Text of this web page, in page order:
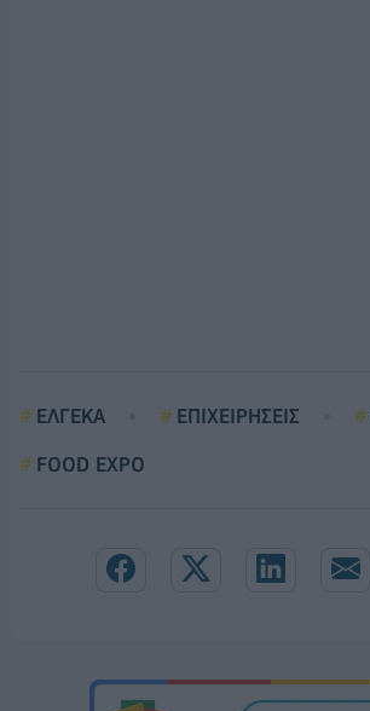
ΕΛΓΕΚΑ ΕΠΙΧΕΙΡΗΣΕΙΣ
FOOD EXPO